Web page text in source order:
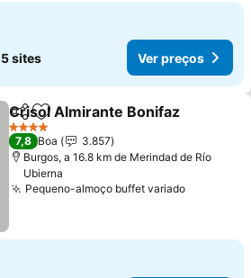
5 sites Ver preços
PartilharAdicionar aos favoritos
Crisol Almirante Bonifaz
4 Estrelas
7,8 Boa
3.857
Burgos, a 16.8 km de Merindad de Río
Ubierna
Pequeno-almoço buffet variadoVer